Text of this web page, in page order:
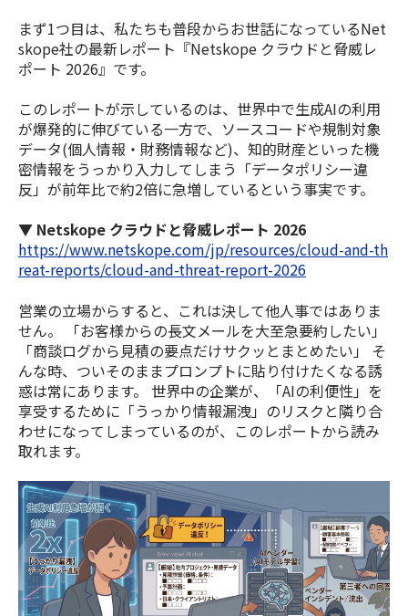
まず1つ目は、私たちも普段からお世話になっているNet
skope社の最新レポート『Netskope クラウドと脅威レ
ポート 2026』です。
このレポートが示しているのは、世界中で生成AIの利用
が爆発的に伸びている一方で、ソースコードや規制対象
データ(個人情報・財務情報など)、知的財産といった機
密情報をうっかり入力してしまう「データポリシー違
反」が前年比で約2倍に急増しているという事実です。
▼ Netskope クラウドと脅威レポート 2026
https://www.netskope.com/jp/resources/cloud-and-th
reat-reports/cloud-and-threat-report-2026
営業の立場からすると、これは決して他人事ではありま
せん。 「お客様からの長文メールを大至急要約したい」
「商談ログから見積の要点だけサクッとまとめたい」 そ
んな時、ついそのままプロンプトに貼り付けたくなる誘
惑は常にあります。 世界中の企業が、「AIの利便性」を
享受するために「うっかり情報漏洩」のリスクと隣り合
わせになってしまっているのが、このレポートから読み
取れます。